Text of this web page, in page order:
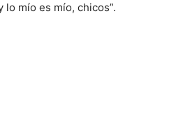
lo mío es mío, chicos”.